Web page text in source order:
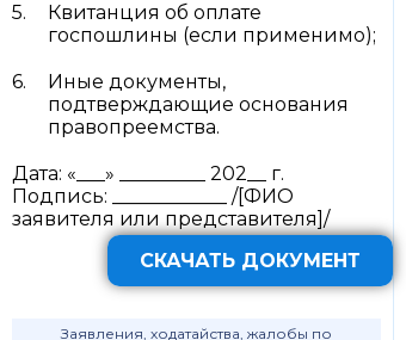
Квитанция об оплате
госпошлины (если применимо);
Иные документы,
подтверждающие основания
правопреемства.
Дата: «___» _________ 202__ г.
Подпись: ____________ /[ФИО
заявителя или представителя]/
СКАЧАТЬ ДОКУМЕНТ
Заявления, ходатайства, жалобы по